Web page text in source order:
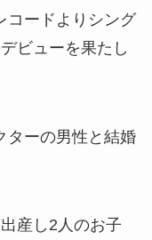
コードよりシング
ビューを果たし
ターの男性と結婚
産し2人のお子